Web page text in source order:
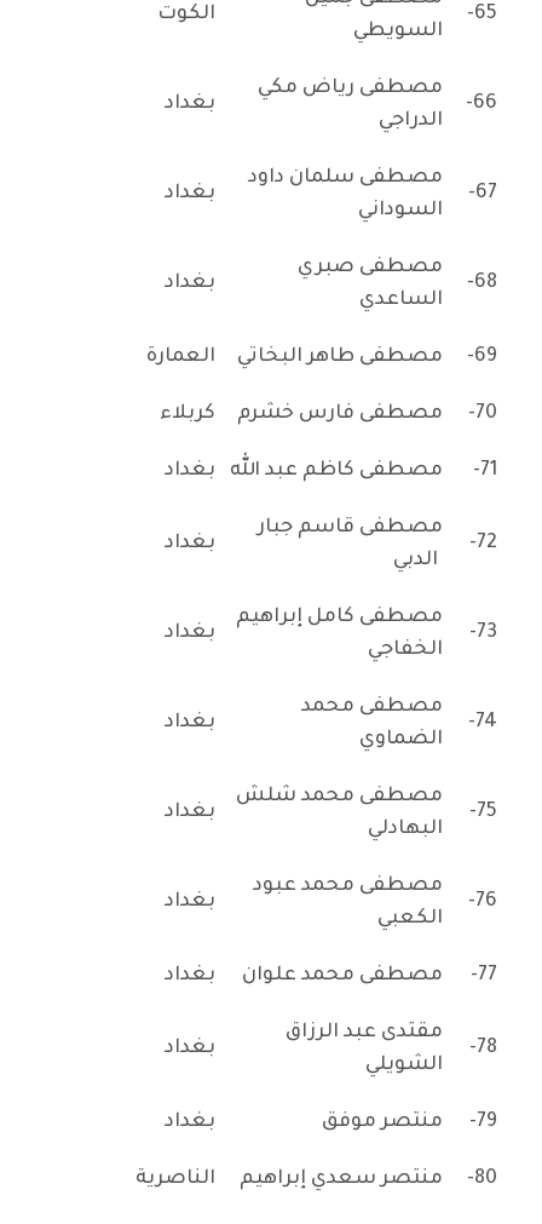
65-
السويطي
الكوت
66-
مصطفى رياض مكي
الدراجي
بغداد
67-
مصطفى سلمان داود
السوداني
بغداد
68-
مصطفى صبري
الساعدي
بغداد
69- مصطفى طاهر البخاتي العمارة
70- مصطفى فارس خشرم كربلاء
71- مصطفى كاظم عبد الله بغداد
72-
مصطفى قاسم جبار
الدبي
بغداد
73-
مصطفى كامل إبراهيم
الخفاجي
بغداد
74-
مصطفى محمد
الضماوي
بغداد
75-
مصطفى محمد شلش
البهادلي
بغداد
76-
مصطفى محمد عبود
الكعبي
بغداد
77- مصطفى محمد علوان بغداد
78-
مقتدى عبد الرزاق
الشويلي
بغداد
79- منتصر موفق بغداد
80- منتصر سعدي إبراهيم الناصرية